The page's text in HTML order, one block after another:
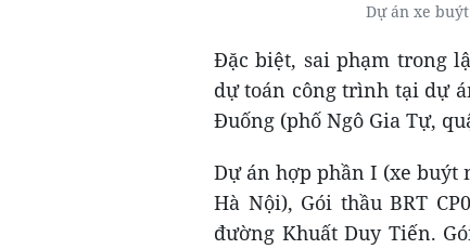
Dự án xe
Đặc biệt, sai phạm trong
dự toán công trình tại dự
Đuống (phố Ngô Gia Tự,
Dự án hợp phần I (xe buýt
Hà Nội), Gói thầu BRT
đường Khuất Duy Tiến.